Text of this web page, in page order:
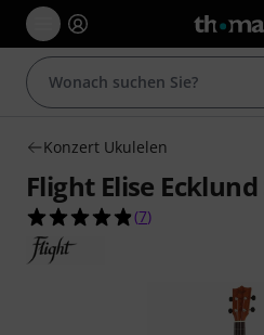
Konzert Ukulelen
Flight Elise
4.9 von 5
(7)